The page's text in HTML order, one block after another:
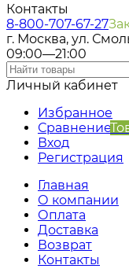
Контакты
8-800-707-67-27
г. Москва, ул.
09:00—21:00
Личный кабинет
Избранное
Сравнение
Вход
Регистрация
Главная
О компании
Оплата
Доставка
Возврат
Контакты